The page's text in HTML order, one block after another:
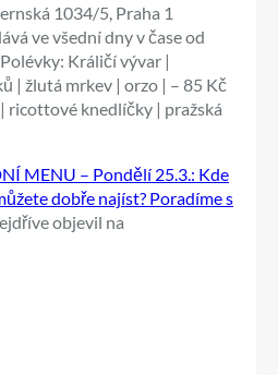
1034/5, Praha 1
ve všední dny v čase od
Králičí vývar |
| žlutá mrkev | orzo | – 85 Kč
ricottové knedlíčky | pražská
MENU – Pondělí 25.3.: Kde
dobře najíst? Poradíme s
objevil na